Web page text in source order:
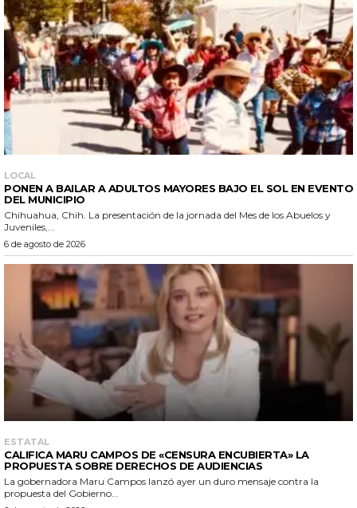
LOCAL
PONEN A BAILAR A ADULTOS MAYORES BAJO EL SOL EN EVENTO
DEL MUNICIPIO
Chihuahua, Chih. La presentación de la jornada del Mes de los Abuelos y
Juveniles,...
6 de agosto de 2026
ESTATAL
CALIFICA MARU CAMPOS DE «CENSURA ENCUBIERTA» LA
PROPUESTA SOBRE DERECHOS DE AUDIENCIAS
La gobernadora Maru Campos lanzó ayer un duro mensaje contra la
propuesta del Gobierno...